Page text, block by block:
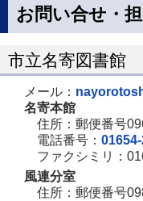
お問い合せ・
市立名寄図書館
メール：
名寄本館
住所：郵便番号
電話番号：
ファクシミリ：
風連分室
住所：郵便番号